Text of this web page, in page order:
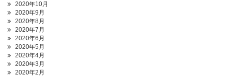
2020年10月
2020年9月
2020年8月
2020年7月
2020年6月
2020年5月
2020年4月
2020年3月
2020年2月